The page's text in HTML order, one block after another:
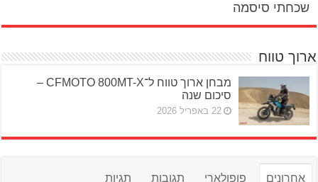
שכחתי סיסמה
ארוך טווח
מבחן ארוך טווח ל־CFMOTO 800MT-X –
סיכום שנה
22 באפריל 2026
אחרונים פופולארי תגובות תגיות